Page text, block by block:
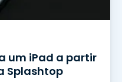
um iPad a partir
Splashtop